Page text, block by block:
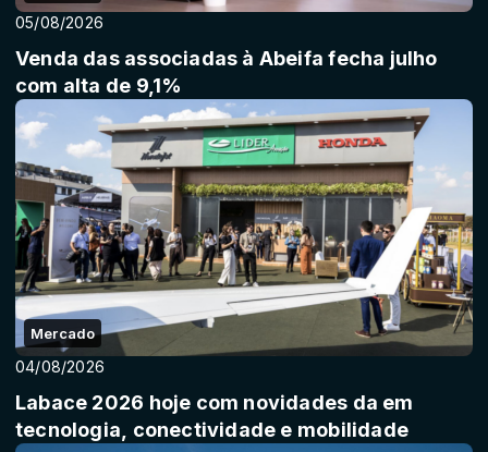
05/08/2026
Venda das associadas à Abeifa fecha julho
com alta de 9,1%
Mercado
04/08/2026
Labace 2026 hoje com novidades da em
tecnologia, conectividade e mobilidade